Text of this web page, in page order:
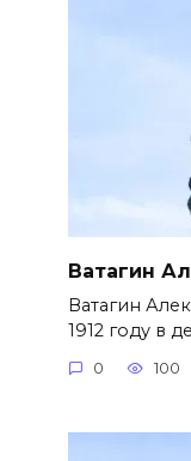
Ватагин
Ватагин
1912 году в
0 100